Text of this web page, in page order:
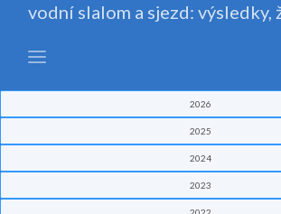
vodní slalom a sjezd: výsledky,
2026
2025
2024
2023